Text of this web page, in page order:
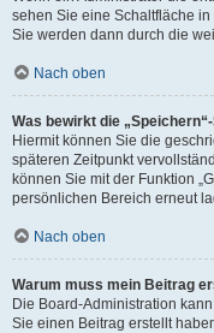
sehen Sie eine Schaltfläche
Sie werden dann durch die
Nach oben
Was bewirkt die
Hiermit können Sie die
späteren Zeitpunkt
können Sie mit der Funktion
persönlichen Bereich erneut
Nach oben
Warum muss mein Beitrag
Die Board-Administration
Sie einen Beitrag erstellt